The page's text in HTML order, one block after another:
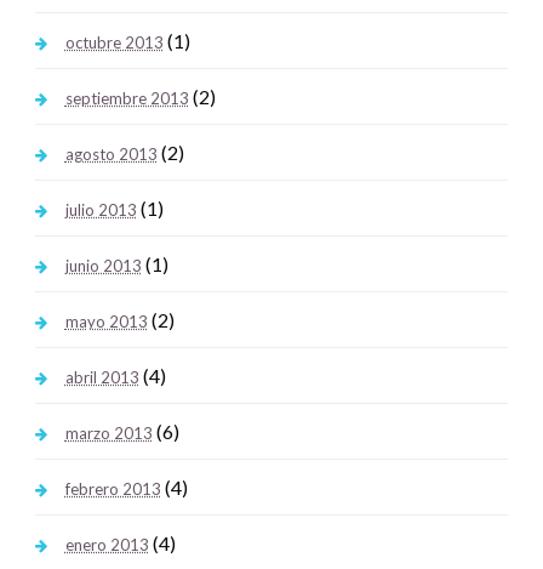
octubre 2013 (1)
septiembre 2013 (2)
agosto 2013 (2)
julio 2013 (1)
junio 2013 (1)
mayo 2013 (2)
abril 2013 (4)
marzo 2013 (6)
febrero 2013 (4)
enero 2013 (4)